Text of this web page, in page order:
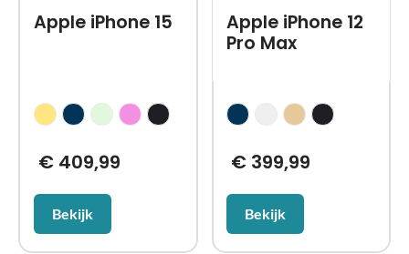
Apple iPhone 15
€409,99
Bekijk
Apple iPhone 12
Pro Max
€ 399,99
Bekijk